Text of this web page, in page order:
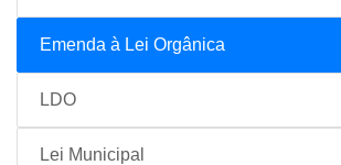
Emenda à Lei Orgânica
LDO
Lei Municipal